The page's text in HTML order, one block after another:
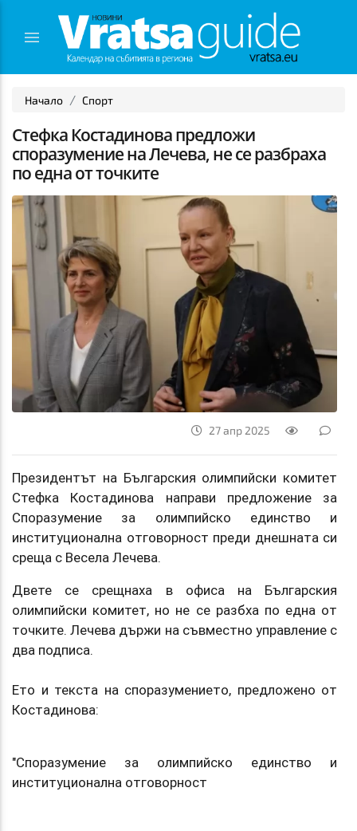
Начало Спорт
Стефка Костадинова предложи
споразумение на Лечева, не се разбраха
по една от точките
27 апр 2025
Президентът на Българския олимпийски комитет
Стефка Костадинова направи предложение за
Споразумение за олимпийско единство и
институционална отговорност преди днешната си
среща с Весела Лечева.
Двете се срещнаха в офиса на Българския
олимпийски комитет, но не се разбха по една от
точките. Лечева държи на съвместно управление с
два подписа.
Ето и текста на споразумението, предложено от
Костадинова:
"Споразумение за олимпийско единство и
институционална отговорност